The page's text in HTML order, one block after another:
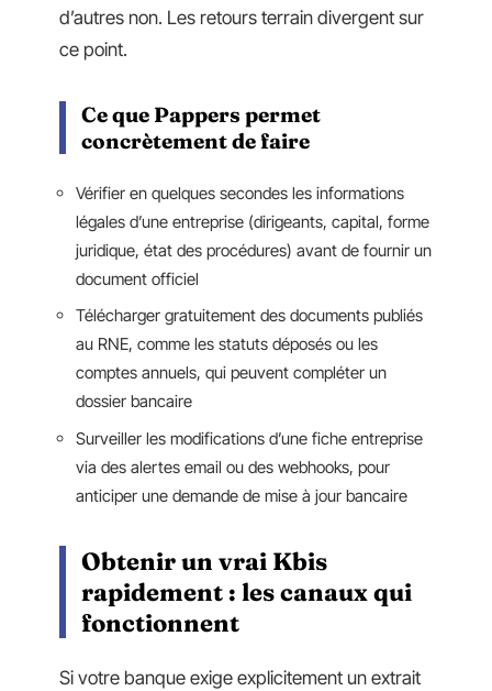
d’autres non. Les retours terrain divergent sur
ce point.
Ce que Pappers permet
concrètement de faire
Vérifier en quelques secondes les informations
légales d’une entreprise (dirigeants, capital, forme
juridique, état des procédures) avant de fournir un
document officiel
Télécharger gratuitement des documents publiés
au RNE, comme les statuts déposés ou les
comptes annuels, qui peuvent compléter un
dossier bancaire
Surveiller les modifications d’une fiche entreprise
via des alertes email ou des webhooks, pour
anticiper une demande de mise à jour bancaire
Obtenir un vrai Kbis
rapidement : les canaux qui
fonctionnent
Si votre banque exige explicitement un extrait